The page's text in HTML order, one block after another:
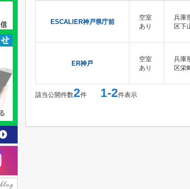
ESCALIER神戸県庁前
空室
あり
兵庫
区下
ER神戸
空室
あり
兵庫
区栄
該当公開件数2件 1-2件表示